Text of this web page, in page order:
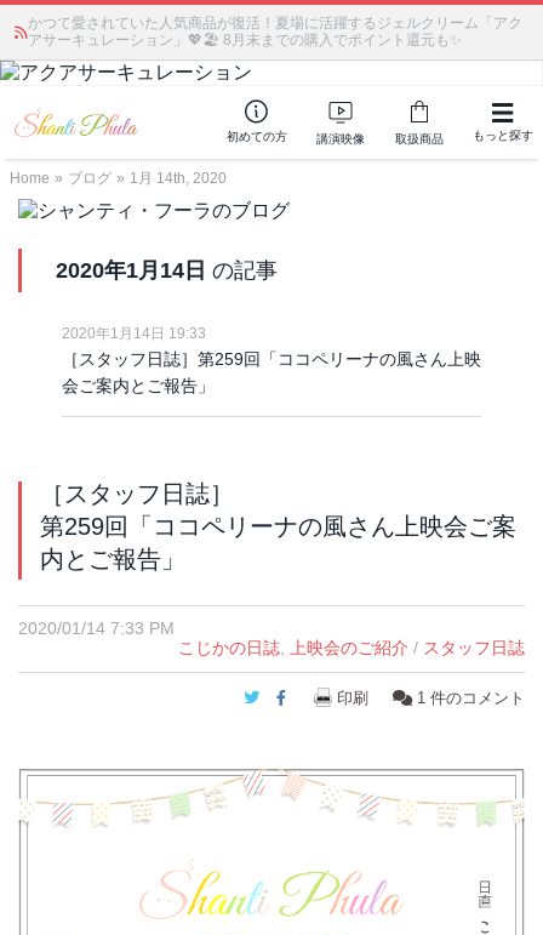
かつて愛されていた人気商品が復活！夏場に活躍するジェルクリーム「アク
アサーキュレーション」💖🏖️ 8月末までの購入でポイント還元も✨
初めての方 講演映像 取扱商品 もっと探す
Home » ブログ » 1月 14th, 2020
2020年1月14日 の記事
2020年1月14日 19:33
［スタッフ日誌］第259回「ココペリーナの風さん上映
会ご案内とご報告」
［スタッフ日誌］
第259回「ココペリーナの風さん上映会ご案
内とご報告」
2020/01/14 7:33 PM
こじかの日誌
上映会のご紹介 / スタッフ日誌
Twitter
Facebook
印刷 1 件のコメント